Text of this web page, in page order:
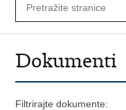
Dokumenti
Filtrirajte dokumente: